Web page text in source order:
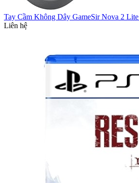
Tay Cầm Không Dây GameSir Nova 2 Lite
Liên hệ